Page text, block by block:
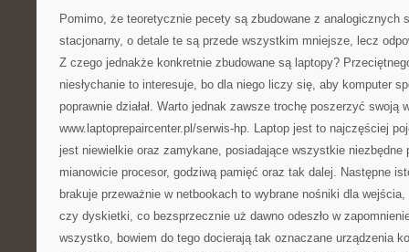
Pomimo, że teoretycznie pecety są zbudowane z analogicznych
stacjonarny, o detale te są przede wszystkim mniejsze, lecz
Z czego jednakże konkretnie zbudowane są laptopy?
niesłychanie to interesuje, bo dla niego liczy się, aby komputer
poprawnie działał. Warto jednak zawsze trochę poszerzyć swoją
www.laptoprepaircenter.pl/serwis-hp. Laptop jest to najczęściej
jest niewielkie oraz zamykane, posiadające wszystkie niezbędne
mianowicie procesor, godziwą pamięć oraz tak dalej. Następne
brakuje przeważnie w netbookach to wybrane nośniki dla wejścia,
czy dyskietki, co bezsprzecznie uż dawno odeszło w
wszystko, bowiem do tego docierają tak oznaczane urządzenia